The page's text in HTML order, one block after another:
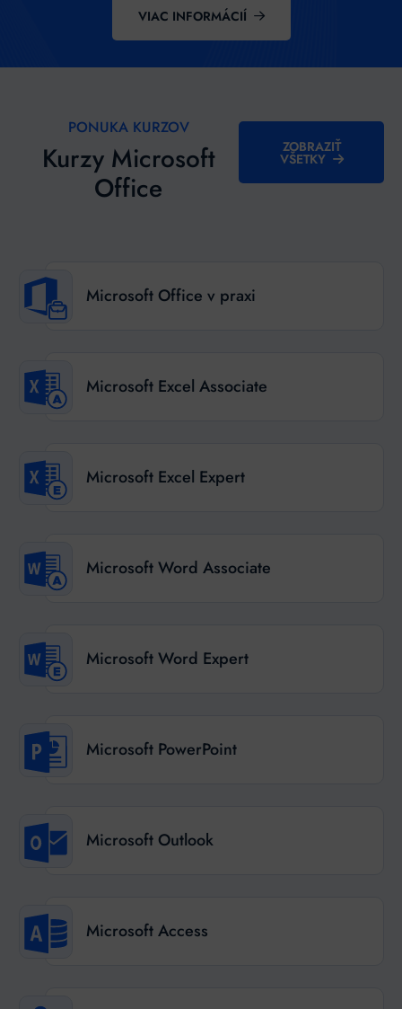
VIAC INFORMÁCIÍ
PONUKA KURZOV
Kurzy Microsoft
Office
ZOBRAZIŤ
VŠETKY
Microsoft Office v praxi
Microsoft Excel Associate
Microsoft Excel Expert
Microsoft Word Associate
Microsoft Word Expert
Microsoft PowerPoint
Microsoft Outlook
Microsoft Access